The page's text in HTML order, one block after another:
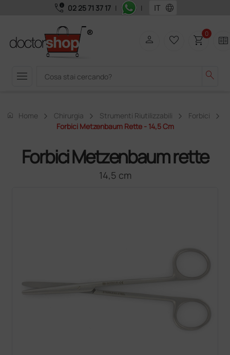
call_quality 02 25 71 37 17 | | language
menu search
person favorite_border shopping_cart0 two_pager
home Home Chirurgia Strumenti Riutilizzabili
Forbici
Forbici Metzenbaum Rette - 14,5 Cm
Forbici Metzenbaum rette
14,5 cm